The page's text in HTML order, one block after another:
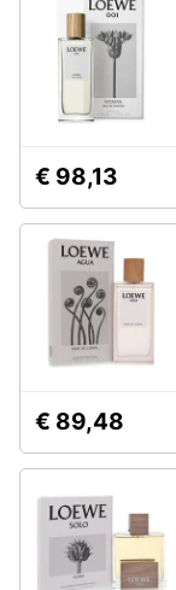
€ 98,13
€ 89,48